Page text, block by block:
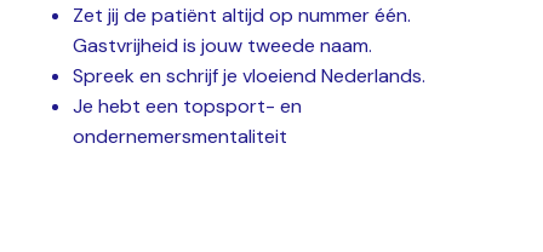
Zet jij de patiënt altijd op nummer één.
Gastvrijheid is jouw tweede naam.
Spreek en schrijf je vloeiend Nederlands.
Je hebt een topsport- en
ondernemersmentaliteit